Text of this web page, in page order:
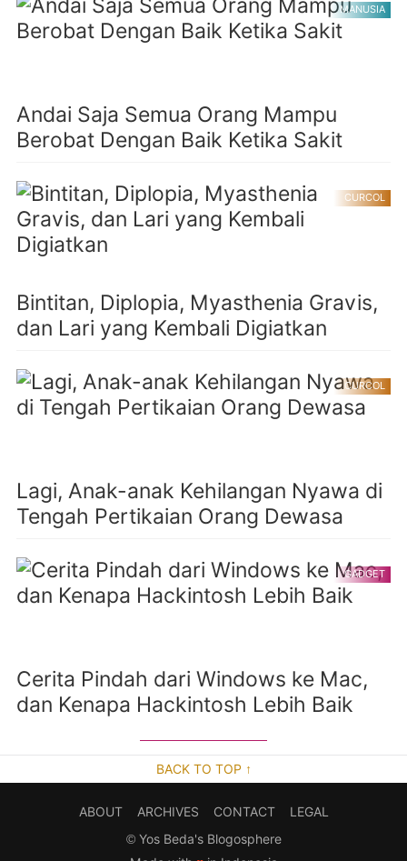
MANUSIA
Andai Saja Semua Orang Mampu
Berobat Dengan Baik Ketika Sakit
CURCOL
Bintitan, Diplopia, Myasthenia Gravis,
dan Lari yang Kembali Digiatkan
CURCOL
Lagi, Anak-anak Kehilangan Nyawa di
Tengah Pertikaian Orang Dewasa
GADGET
Cerita Pindah dari Windows ke Mac,
dan Kenapa Hackintosh Lebih Baik
BACK TO TOP ↑
ABOUT ARCHIVES CONTACT
LEGAL
© Yos Beda's Blogosphere